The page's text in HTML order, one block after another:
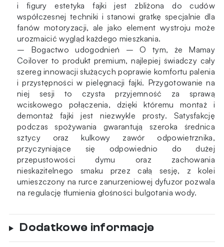
i figury estetyka fajki jest zbliżona do cudów
współczesnej techniki i stanowi gratkę specjalnie dla
fanów motoryzacji, ale jako element wystroju może
urozmaicić wygląd każdego mieszkania.
– Bogactwo udogodnień – O tym, że Mamay
Coilover to produkt premium, najlepiej świadczy cały
szereg innowacji służących poprawie komfortu palenia
i przystępności w pielęgnacji fajki. Przygotowanie na
niej sesji to czysta przyjemność za sprawą
wciskowego połączenia, dzięki któremu montaż i
demontaż fajki jest niezwykle prosty. Satysfakcję
podczas spożywania gwarantują szeroka średnica
sztycy oraz kulkowy zawór odpowietrznika,
przyczyniające się odpowiednio do dużej
przepustowości dymu oraz zachowania
nieskazitelnego smaku przez całą sesję, z kolei
umieszczony na rurce zanurzeniowej dyfuzor pozwala
na regulację tłumienia głośności bulgotania wody.
Dodatkowe informacje